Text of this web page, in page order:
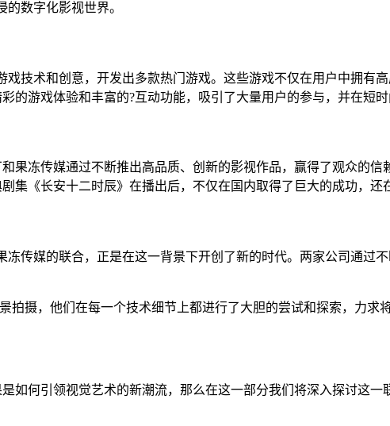
数字化影视世界。
技术和创意，开发出多款热门游戏。这些游戏不仅在用户中拥有
的游戏体验和丰富的?互动功能，吸引了大量用户的参与，并在短时
果冻传媒通过不断推出高品质、创新的影视作品，赢得了观众的
集《长安十二时辰》在播出后，不仅在国内取得了巨大的成功，还
传媒的联合，正是在这一背景下开创了新的时代。两家公司通过
拍摄，他们在每一个技术细节上都进行了大胆的尝试和探索，力
如何引领视觉艺术的新潮流，那么在这一部分我们将深入探讨这